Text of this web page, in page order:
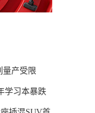
量产受限
学习本暴跌